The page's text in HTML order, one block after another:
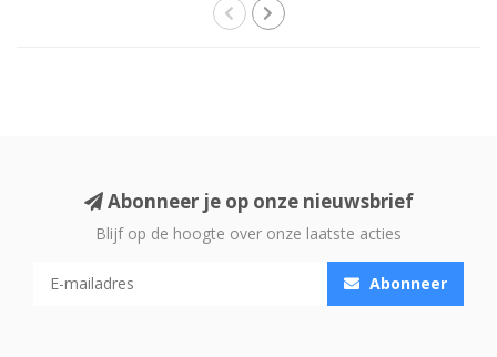
Abonneer je op onze nieuwsbrief
Blijf op de hoogte over onze laatste acties
Abonneer